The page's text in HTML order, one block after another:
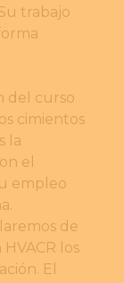
trabajo
del curso
cimientos
la
el
empleo
de
los
El